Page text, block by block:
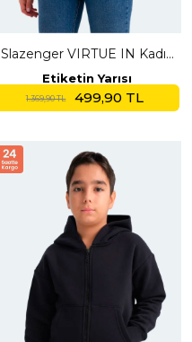
Slazenger VIRTUE IN Kadın
Oversıze Siyah Sweatshırt
Etiketin Yarısı
1.369,90 TL 499,90 TL